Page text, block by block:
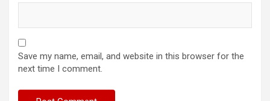
Save my name, email, and website in this browser for the
next time I comment.